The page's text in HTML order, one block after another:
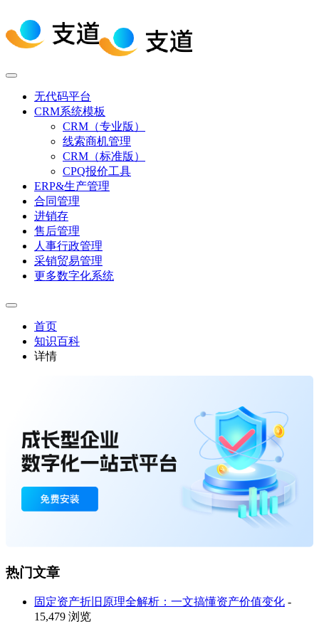
无代码平台
CRM系统模板
CRM（专业版）
线索商机管理
CRM（标准版）
CPQ报价工具
ERP&生产管理
合同管理
进销存
售后管理
人事行政管理
采销贸易管理
更多数字化系统
首页
知识百科
详情
热门文章
固定资产折旧原理全解析：一文搞懂资产价值变化 -
15,479 浏览